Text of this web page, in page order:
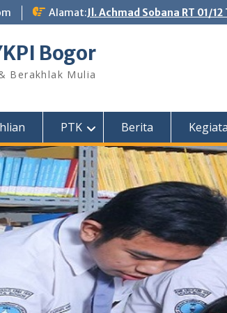
Alamat:Jl. Achmad Sobana RT 01/
Bogor
Berakhlak Mulia
PTK Berita